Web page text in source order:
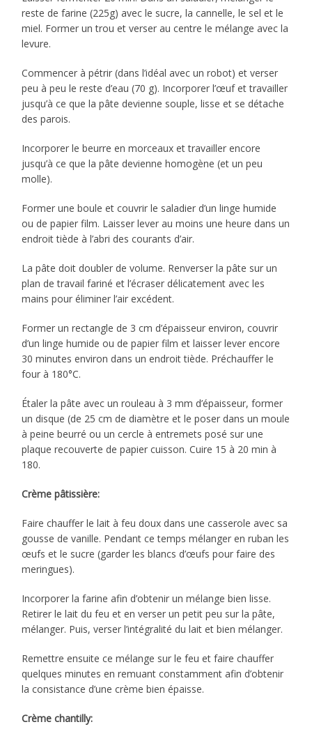
reste de farine (225g) avec le sucre, la cannelle, le sel et le
miel. Former un trou et verser au centre le mélange avec la
levure.
Commencer à pétrir (dans l’idéal avec un robot) et verser
peu à peu le reste d’eau (70 g). Incorporer l’œuf et travailler
jusqu’à ce que la pâte devienne souple, lisse et se détache
des parois.
Incorporer le beurre en morceaux et travailler encore
jusqu’à ce que la pâte devienne homogène (et un peu
molle).
Former une boule et couvrir le saladier d’un linge humide
ou de papier film. Laisser lever au moins une heure dans un
endroit tiède à l’abri des courants d’air.
La pâte doit doubler de volume. Renverser la pâte sur un
plan de travail fariné et l’écraser délicatement avec les
mains pour éliminer l’air excédent.
Former un rectangle de 3 cm d’épaisseur environ, couvrir
d’un linge humide ou de papier film et laisser lever encore
30 minutes environ dans un endroit tiède. Préchauffer le
four à 180°C.
Étaler la pâte avec un rouleau à 3 mm d’épaisseur, former
un disque (de 25 cm de diamètre et le poser dans un moule
à peine beurré ou un cercle à entremets posé sur une
plaque recouverte de papier cuisson. Cuire 15 à 20 min à
180.
Crème pâtissière:
Faire chauffer le lait à feu doux dans une casserole avec sa
gousse de vanille. Pendant ce temps mélanger en ruban les
œufs et le sucre (garder les blancs d’œufs pour faire des
meringues).
Incorporer la farine afin d’obtenir un mélange bien lisse.
Retirer le lait du feu et en verser un petit peu sur la pâte,
mélanger. Puis, verser l’intégralité du lait et bien mélanger.
Remettre ensuite ce mélange sur le feu et faire chauffer
quelques minutes en remuant constamment afin d’obtenir
la consistance d’une crème bien épaisse.
Crème chantilly: